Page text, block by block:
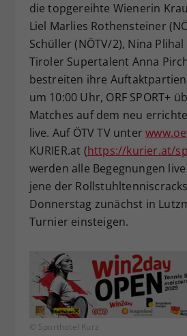
die topgereihte Wienerin
Liel Marlies Rothensteiner
Schüller (NÖTV/2), Nina
Tiroler Supertalent Anna
bestreiten ihre
um 10:00 Uhr, ORF SPORT+
Matches auf dem neu
live. Auf ÖTV TV unter
KURIER.at (https://kurier.at/
werden alle Begegnungen
jene der
Donnerstag zunächst in
Turnier einsteigen.
© Sporthotel Kurz